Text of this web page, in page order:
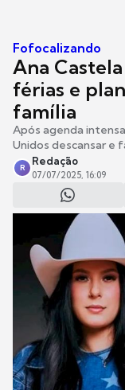
Fofocalizando
Ana
férias e
família
Após agenda
Unidos descansar e
R
Redação
07/07/2025, 16:09